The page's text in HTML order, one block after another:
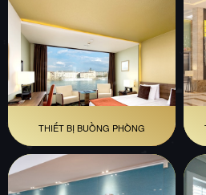
THIẾT BỊ BUỒNG PHÒNG